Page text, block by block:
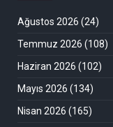
Ağustos 2026 (24)
Temmuz 2026 (108)
Haziran 2026 (102)
Mayıs 2026 (134)
Nisan 2026 (165)